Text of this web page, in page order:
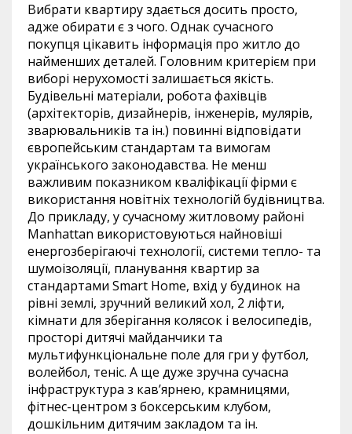
Вибрати квартиру здається досить просто,
адже обирати є з чого. Однак сучасного
покупця цікавить інформація про житло до
найменших деталей. Головним критерієм при
виборі нерухомості залишається якість.
Будівельні матеріали, робота фахівців
(архітекторів, дизайнерів, інженерів, мулярів,
зварювальників та ін.) повинні відповідати
європейським стандартам та вимогам
українського законодавства. Не менш
важливим показником кваліфікації фірми є
використання новітніх технологій будівництва.
До прикладу, у сучасному житловому районі
Manhattan використовуються найновіші
енергозберігаючі технології, системи тепло- та
шумоізоляції, планування квартир за
стандартами Smart Home, вхід у будинок на
рівні землі, зручний великий хол, 2 ліфти,
кімнати для зберігання колясок і велосипедів,
просторі дитячі майданчики та
мультифункціональне поле для гри у футбол,
волейбол, теніс. А ще дуже зручна сучасна
інфраструктура з кав’ярнею, крамницями,
фітнес-центром з боксерським клубом,
дошкільним дитячим закладом та ін.